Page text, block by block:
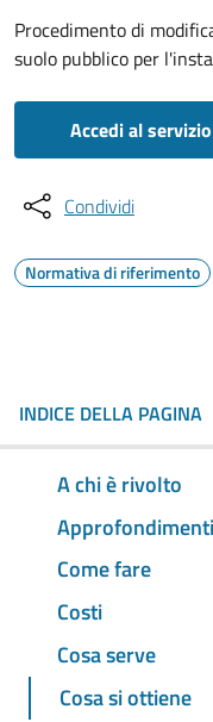
Procedimento di
suolo pubblico per
Accedi al servizio
Condividi
Normativa di riferimento
INDICE DELLA PAGINA
A chi è rivolto
Approfondimenti
Come fare
Costi
Cosa serve
Cosa si ottiene